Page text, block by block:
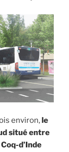
environ,le
situé entre
d’Inde